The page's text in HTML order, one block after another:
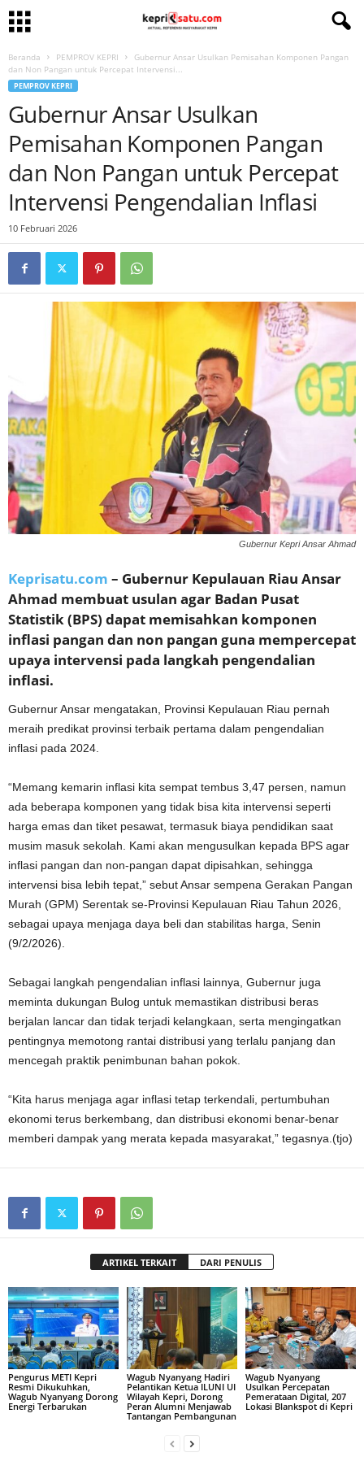
Beranda PEMPROV KEPRI
Gubernur Ansar Usulkan Pemisahan Komponen Pangan
dan Non Pangan untuk Percepat Intervensi...
PEMPROV KEPRI
Gubernur Ansar Usulkan
Pemisahan Komponen Pangan
dan Non Pangan untuk Percepat
Intervensi Pengendalian Inflasi
10 Februari 2026
Gubernur Kepri Ansar Ahmad
Keprisatu.com – Gubernur Kepulauan Riau Ansar
Ahmad membuat usulan agar Badan Pusat
Statistik (BPS) dapat memisahkan komponen
inflasi pangan dan non pangan guna mempercepat
upaya intervensi pada langkah pengendalian
inflasi.
Gubernur Ansar mengatakan, Provinsi Kepulauan Riau pernah
meraih predikat provinsi terbaik pertama dalam pengendalian
inflasi pada 2024.
“Memang kemarin inflasi kita sempat tembus 3,47 persen, namun
ada beberapa komponen yang tidak bisa kita intervensi seperti
harga emas dan tiket pesawat, termasuk biaya pendidikan saat
musim masuk sekolah. Kami akan mengusulkan kepada BPS agar
inflasi pangan dan non-pangan dapat dipisahkan, sehingga
intervensi bisa lebih tepat,” sebut Ansar sempena Gerakan Pangan
Murah (GPM) Serentak se-Provinsi Kepulauan Riau Tahun 2026,
sebagai upaya menjaga daya beli dan stabilitas harga, Senin
(9/2/2026).
Sebagai langkah pengendalian inflasi lainnya, Gubernur juga
meminta dukungan Bulog untuk memastikan distribusi beras
berjalan lancar dan tidak terjadi kelangkaan, serta mengingatkan
pentingnya memotong rantai distribusi yang terlalu panjang dan
mencegah praktik penimbunan bahan pokok.
“Kita harus menjaga agar inflasi tetap terkendali, pertumbuhan
ekonomi terus berkembang, dan distribusi ekonomi benar-benar
memberi dampak yang merata kepada masyarakat,” tegasnya.(tjo)
ARTIKEL TERKAIT DARI PENULIS
Pengurus METI Kepri
Resmi Dikukuhkan,
Wagub Nyanyang Dorong
Energi Terbarukan
Wagub Nyanyang Hadiri
Pelantikan Ketua ILUNI UI
Wilayah Kepri, Dorong
Peran Alumni Menjawab
Tantangan Pembangunan
Wagub Nyanyang
Usulkan Percepatan
Pemerataan Digital, 207
Lokasi Blankspot di Kepri